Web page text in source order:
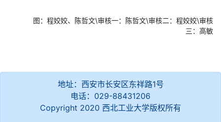
图：程姣姣、陈哲文\审核一：陈哲文\审核二：程姣姣\审核
三：高敏
地址：西安市长安区东祥路1号
电话：029-88431206
Copyright 2020 西北工业大学版权所有